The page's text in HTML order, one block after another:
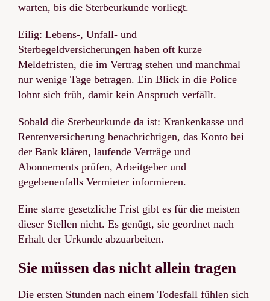
warten, bis die Sterbeurkunde vorliegt.
Eilig: Lebens-, Unfall- und
Sterbegeldversicherungen haben oft kurze
Meldefristen, die im Vertrag stehen und manchmal
nur wenige Tage betragen. Ein Blick in die Police
lohnt sich früh, damit kein Anspruch verfällt.
Sobald die Sterbeurkunde da ist: Krankenkasse und
Rentenversicherung benachrichtigen, das Konto bei
der Bank klären, laufende Verträge und
Abonnements prüfen, Arbeitgeber und
gegebenenfalls Vermieter informieren.
Eine starre gesetzliche Frist gibt es für die meisten
dieser Stellen nicht. Es genügt, sie geordnet nach
Erhalt der Urkunde abzuarbeiten.
Sie müssen das nicht allein tragen
Die ersten Stunden nach einem Todesfall fühlen sich